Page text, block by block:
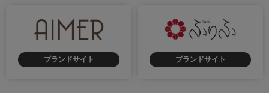
ブランドサイト ブランドサイト